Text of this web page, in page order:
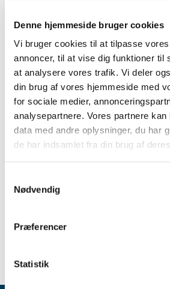
Denne hjemmeside bruger cookies
Vi bruger cookies til at tilpasse
annoncer, til at vise dig funktioner til
at analysere vores trafik. Vi deler
din brug af vores hjemmeside med
for sociale medier,
analysepartnere. Vores partnere
data med andre oplysninger, du har
de har indsamlet fra din brug af
Nødvendig
Præferencer
Statistik
Fabrikant: Esaote SpA
Fabrikantens referencenummer:
Lægemiddelstyrelsens
Emner
Medicinsk udstyr
Sikkerhedsmeddelelse om MyLab70 XVG;